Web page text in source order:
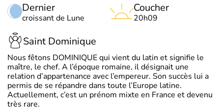
Dernier
croissant de Lune
Coucher
20h09
Saint Dominique
Nous fêtons DOMINIQUE qui vient du latin et signifie le
maître, le chef. A l’époque romaine, il désignait une
relation d’appartenance avec l’empereur. Son succès lui a
permis de se répandre dans toute l’Europe latine.
Actuellement, c’est un prénom mixte en France et devenu
très rare.